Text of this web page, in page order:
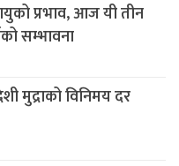
प्रभाव, आज यी तीन
सम्भावना
मुद्राको विनिमय दर